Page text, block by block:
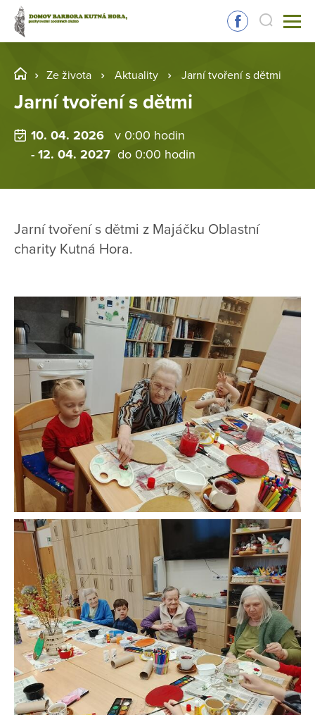
Ze života Aktuality Jarní tvoření s dětmi
Jarní tvoření s dětmi
10. 04. 2026
v 0:00 hodin
- 12. 04. 2027 do 0:00 hodin
Jarní tvoření s dětmi z Majáčku Oblastní
charity Kutná Hora.